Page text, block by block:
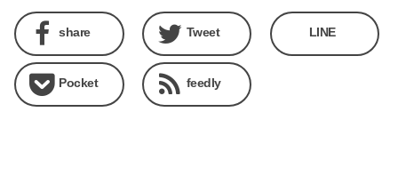
share Tweet LINE
Pocket feedly